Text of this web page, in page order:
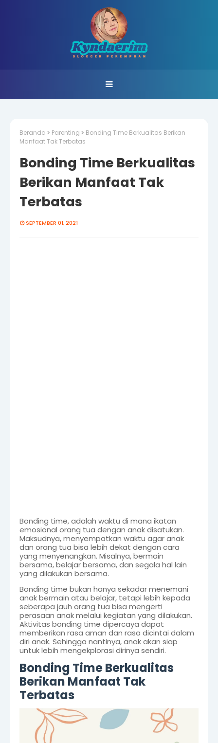
Beranda Parenting
Bonding Time Berkualitas Berikan
Manfaat Tak Terbatas
Bonding Time Berkualitas
Berikan Manfaat Tak
Terbatas
SEPTEMBER 01, 2021
Bonding time, adalah waktu di mana ikatan
emosional orang tua dengan anak disatukan.
Maksudnya, menyempatkan waktu agar anak
dan orang tua bisa lebih dekat dengan cara
yang menyenangkan. Misalnya, bermain
bersama, belajar bersama, dan segala hal lain
yang dilakukan bersama.
Bonding time bukan hanya sekadar menemani
anak bermain atau belajar, tetapi lebih kepada
seberapa jauh orang tua bisa mengerti
perasaan anak melalui kegiatan yang dilakukan.
Aktivitas bonding time dipercaya dapat
memberikan rasa aman dan rasa dicintai dalam
diri anak. Sehingga nantinya, anak akan siap
untuk lebih mengekplorasi dirinya sendiri.
Bonding Time Berkualitas
Berikan Manfaat Tak
Terbatas